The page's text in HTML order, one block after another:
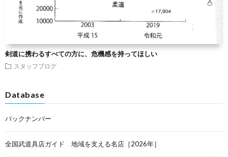
剣道に携わるすべての方に、危機感を持ってほしい
スタッフブログ
Database
バックナンバー
全国武道具店ガイド 地域を支える名店［2026年］